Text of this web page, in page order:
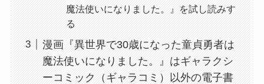
魔法使いになりました。』を試し読みす
る
漫画『異世界で30歳になった童貞勇者は
魔法使いになりました。』はギャラクシ
ーコミック（ギャラコミ）以外の電子書